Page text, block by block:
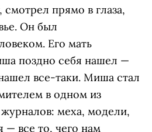
смотрел прямо в глаза,
Он был
Его мать
поздно себя нашел —
все-таки. Миша стал
в одном из
меха, модели,
— все то, чего нам